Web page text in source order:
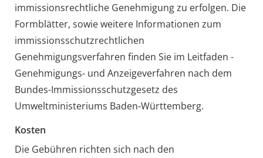
immissionsrechtliche Genehmigung zu erfolgen. Die
Formblätter, sowie weitere Informationen zum
immissionsschutzrechtlichen
Genehmigungsverfahren finden Sie im Leitfaden -
Genehmigungs- und Anzeigeverfahren nach dem
Bundes-Immissionsschutzgesetz des
Umweltministeriums Baden-Württemberg.
Kosten
Die Gebühren richten sich nach den